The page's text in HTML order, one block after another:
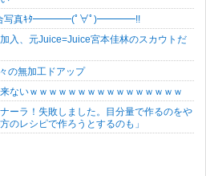
合写真ｷﾀ━━━━(ﾟ∀ﾟ)━━━━!!
入、元Juice=Juice宮本佳林のスカウトだ
の無加工ドアップ
ないｗｗｗｗｗｗｗｗｗｗｗｗｗｗｗｗ
ーラ！失敗しました。目分量で作るのをや
のレシピで作ろうとするのも」